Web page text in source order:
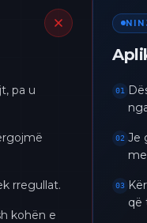
pa u
rregullat.
kohën e
01
02 Je
03
që